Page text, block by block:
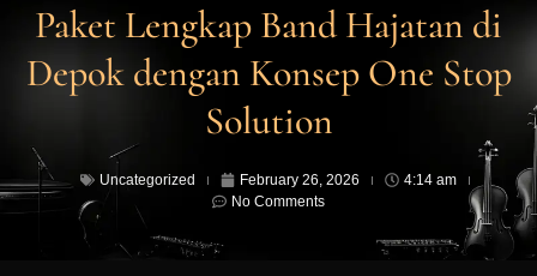
Paket Lengkap Band Hajatan di
Depok dengan Konsep One Stop
Solution
Uncategorized February 26, 2026
4:14 am
No Comments